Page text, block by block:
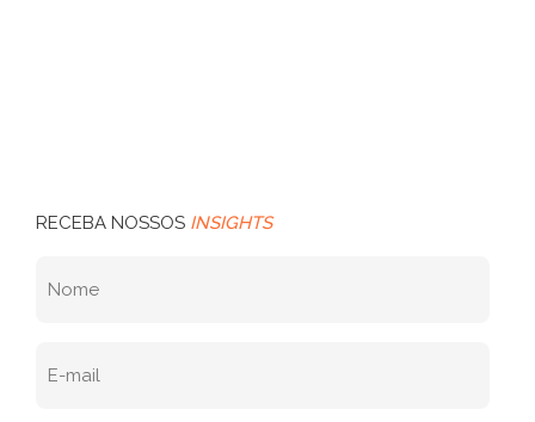
RECEBA NOSSOS INSIGHTS